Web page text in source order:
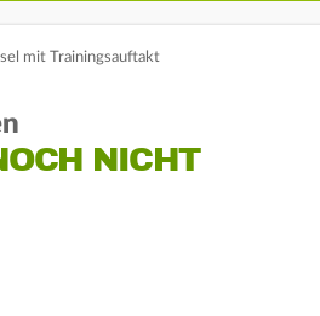
mit Trainingsauftakt
NICHT